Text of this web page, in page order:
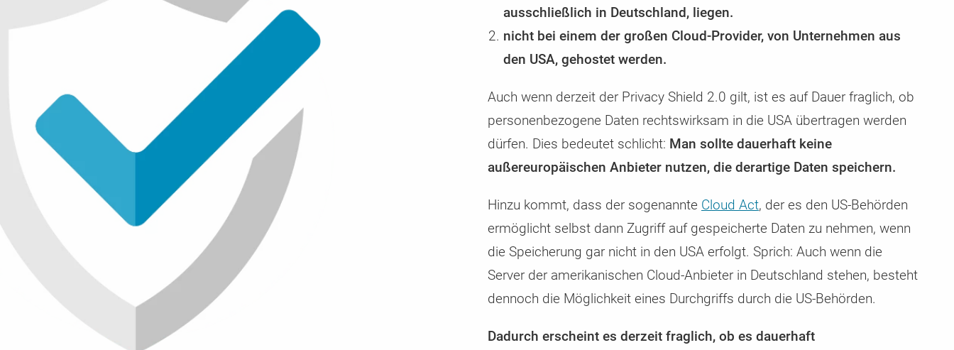
ausschließlich in Deutschland, liegen.
nicht bei einem der großen Cloud-Provider, von Unternehmen aus
den USA, gehostet werden.
Auch wenn derzeit der Privacy Shield 2.0 gilt, ist es auf Dauer fraglich, ob
personenbezogene Daten rechtswirksam in die USA übertragen werden
dürfen. Dies bedeutet schlicht: Man sollte dauerhaft keine
außereuropäischen Anbieter nutzen, die derartige Daten speichern.
Hinzu kommt, dass der sogenannte Cloud Act, der es den US-Behörden
ermöglicht selbst dann Zugriff auf gespeicherte Daten zu nehmen, wenn
die Speicherung gar nicht in den USA erfolgt. Sprich: Auch wenn die
Server der amerikanischen Cloud-Anbieter in Deutschland stehen, besteht
dennoch die Möglichkeit eines Durchgriffs durch die US-Behörden.
Dadurch erscheint es derzeit fraglich, ob es dauerhaft